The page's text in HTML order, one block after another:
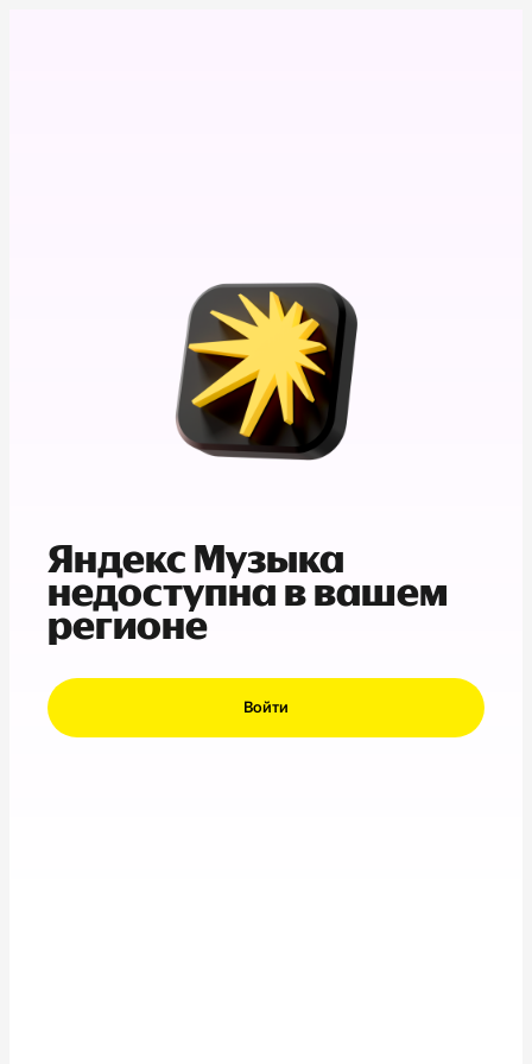
Яндекс Музыка
недоступна в вашем
регионе
Войти